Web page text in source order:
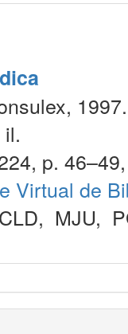
1997.
p.
Virtual de
CLD, MJU,